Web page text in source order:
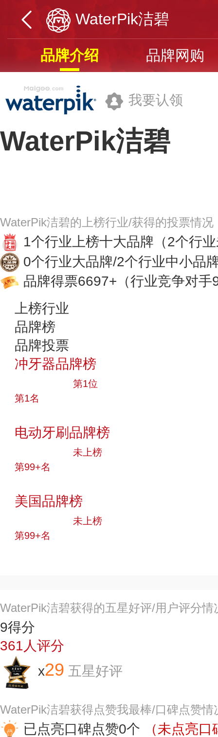
WaterPik洁碧
品牌介绍 品牌网购
我要认领
WaterPik洁碧
WaterPik洁碧的上榜行业/获得的投票情况
1个行业上榜十大品牌 （2个行
0个行业大品牌/2个行业中小品
品牌得票6697+ （行业竞争对
上榜行业
品牌榜
品牌投票
冲牙器品牌榜
第1位
第1名
电动牙刷品牌榜
未上榜
第99+名
美国品牌榜
未上榜
第99+名
WaterPik洁碧获得的五星好评/用户评分情
9得分
361人评分
x29 五星好评
WaterPik洁碧获得点赞我最棒/口碑点赞情
已点亮口碑点赞0个
（未点亮